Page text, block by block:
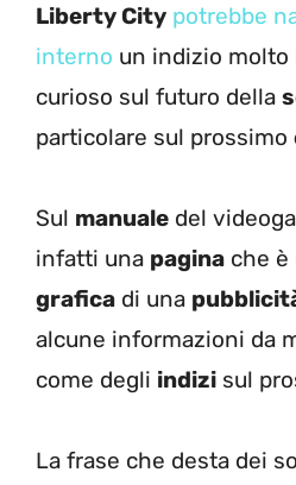
Liberty City potrebbe
interno un indizio
curioso sul futuro della
particolare sul prossimo
Sul manuale del
infatti una pagina che è
grafica di una
alcune informazioni da
come degli indizi sul
La frase che desta dei